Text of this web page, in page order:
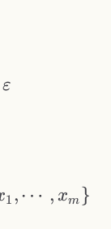
ε
1 ,⋯ , xm}